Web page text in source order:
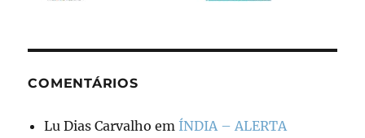
COMENTÁRIOS
Lu Dias Carvalho em ÍNDIA – ALERTA